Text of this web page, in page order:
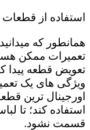
استفاده از
همانطور که
تعمیرات ممکن
تعویض قطعه پیدا
ویژگی های یک
اورجینال ترین
استفاده کند؛ تا
قسمت نشود.